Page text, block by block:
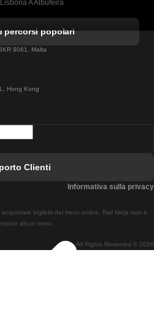
A Albufeira
Lisbona A Lagos
A Madrid
Lisbon A Braga
Braga A Lisbona
percorsi popolari
9061, Malta
Hong Kong
All Rights Reserved © 2026
biglietti del treno online. Rail Ninja non è
alcun treno.
Clienti
Informativa sulla privacy